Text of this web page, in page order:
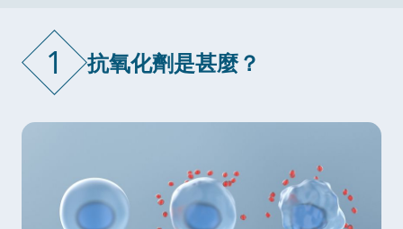
1 抗氧化劑是甚麼？